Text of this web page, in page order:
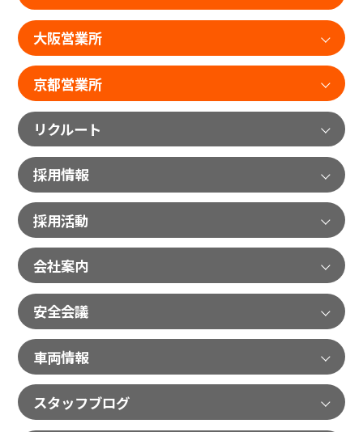
大阪営業所
京都営業所
リクルート
採用情報
採用活動
会社案内
安全会議
車両情報
スタッフブログ